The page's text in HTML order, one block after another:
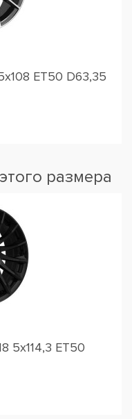
ET50 D63,35
размера
5x114,3 ET50